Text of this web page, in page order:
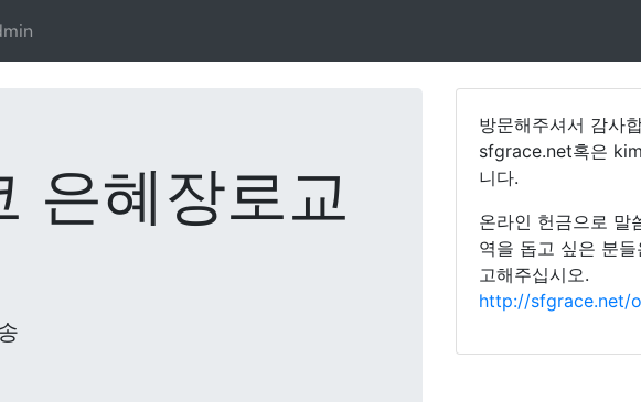
은혜장로교
방문해주셔서 감사
sfgrace.net혹은
니다.
온라인 헌금으로 말
역을 돕고 싶은 분
고해주십시오.
http://sfgrace.net/